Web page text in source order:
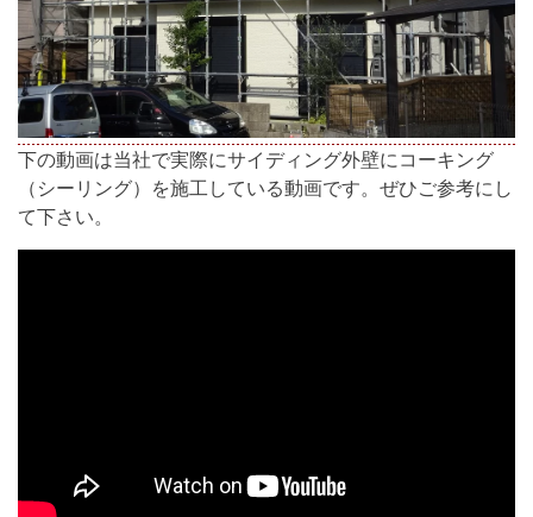
下の動画は当社で実際にサイディング外壁にコーキング
（シーリング）を施工している動画です。ぜひご参考にし
て下さい。